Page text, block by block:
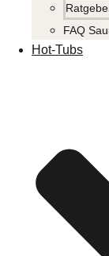
FAQ
Hot-Tubs